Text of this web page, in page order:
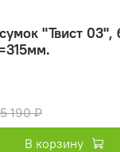
"Твист 03",
5 190 ₽
В корзину